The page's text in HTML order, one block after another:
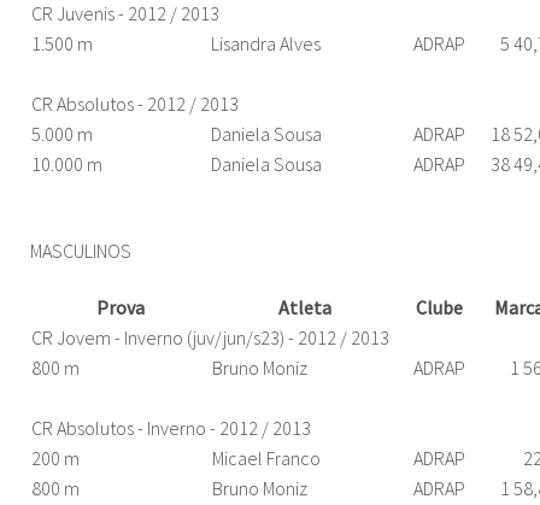
CR Juvenis - 2012 / 2013
1.500 m
Lisandra Alves ADRAP 5
CR Absolutos - 2012 / 2013
5.000 m
Daniela Sousa ADRAP
18
10.000 m
Daniela Sousa ADRAP 38
MASCULINOS
Prova Atleta Clube
CR Jovem - Inverno (juv/jun/s23) - 2012 / 2013
800 m
Bruno Moniz ADRAP 1
CR Absolutos - Inverno - 2012 / 2013
200 m
Micael Franco ADRAP
800 m
Bruno Moniz ADRAP
1